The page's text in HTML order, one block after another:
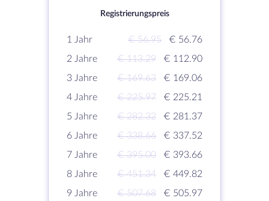
Registrierungspreis
1 Jahr € 56.95
€ 56.76
2 Jahre
€ 113.29
€ 112.90
3 Jahre
€ 169.63
€ 169.06
4 Jahre
€ 225.97
€ 225.21
5 Jahre
€ 282.32
€ 281.37
6 Jahre
€ 338.66
€ 337.52
7 Jahre
€ 395.00
€ 393.66
8 Jahre
€ 451.34
€ 449.82
9 Jahre
€ 507.68
€ 505.97